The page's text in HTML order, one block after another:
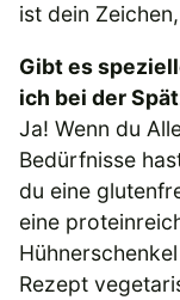
ist dein
Gibt es
ich bei der
Ja! Wenn du
Bedürfnisse
du eine
eine
Rezept